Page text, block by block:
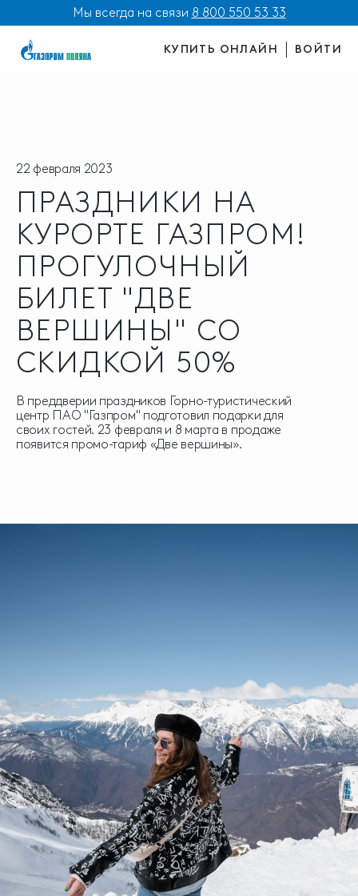
Мы всегда на связи 8 800 550 53 33
КУПИТЬ ОНЛАЙН ВОЙТИ
22 февраля 2023
ПРАЗДНИКИ НА
КУРОРТЕ ГАЗПРОМ!
ПРОГУЛОЧНЫЙ
БИЛЕТ "ДВЕ
ВЕРШИНЫ" СО
СКИДКОЙ 50%
В преддверии праздников Горно-туристический
центр ПАО "Газпром" подготовил подарки для
своих гостей. 23 февраля и 8 марта в продаже
появится промо-тариф «Две вершины».